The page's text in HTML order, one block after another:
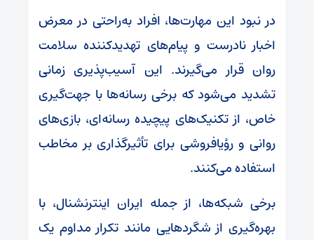
در نبود این مهارت‌ها، افراد به‌راحتی در معرض
اخبار نادرست و پیام‌های تهدیدکننده سلامت
روان قرار می‌گیرند. این آسیب‌پذیری زمانی
تشدید می‌شود که برخی رسانه‌ها با جهت‌گیری
خاص، از تکنیک‌های پیچیده رسانه‌ای، بازی‌های
روانی و رؤیافروشی برای تأثیرگذاری بر مخاطب
استفاده می‌کنند.
برخی شبکه‌ها، از جمله ایران اینترنشنال، با
بهره‌گیری از شگردهایی مانند تکرار مداوم یک